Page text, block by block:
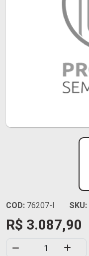
COD: 76207-I SKU:
R$ 3.087,90